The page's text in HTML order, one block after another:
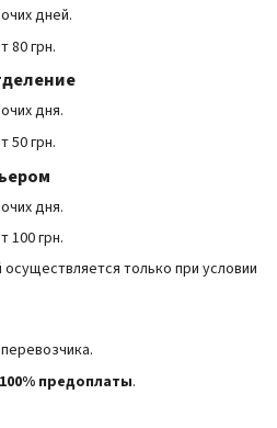
дней.
80 грн.
дня.
50 грн.
дня.
100 грн.
только при условии
100% предоплаты.